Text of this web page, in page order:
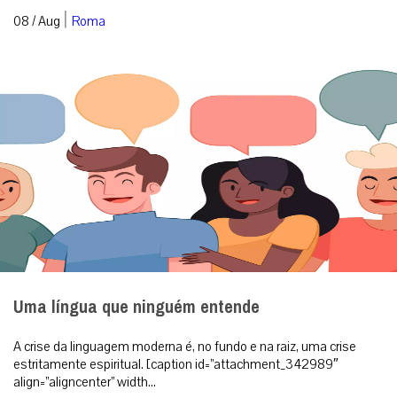
08 / Aug | Roma
Uma língua que ninguém entende
A crise da linguagem moderna é, no fundo e na raiz, uma crise
estritamente espiritual. [caption id=”attachment_342989″
align=”aligncenter” width...